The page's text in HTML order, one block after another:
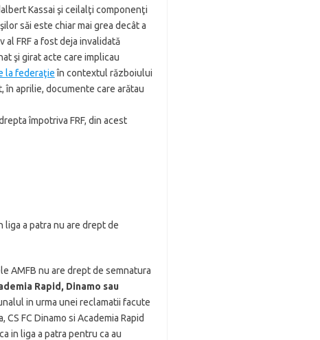
Kassai şi ceilalţi componenţi
săi este chiar mai grea decât a
FRF a fost deja invalidată
şi girat acte care implicau
la federaţieîn contextul războiului
în aprilie, documente care arătau
împotriva FRF, din acest
liga a patra nu are drept de
AMFB nu are drept de semnatura
Rapid, Dinamo sau
in urma unei reclamatii facute
FC Dinamo si Academia Rapid
in liga a patra pentru ca au